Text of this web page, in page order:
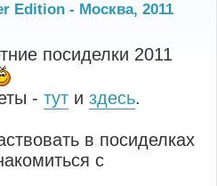
Edition - Москва, 2011
посиделки 2011
- тут и здесь.
в посиделках
с